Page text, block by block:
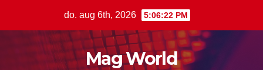
do. aug 6th, 2026 5:06:22 PM
Mag World